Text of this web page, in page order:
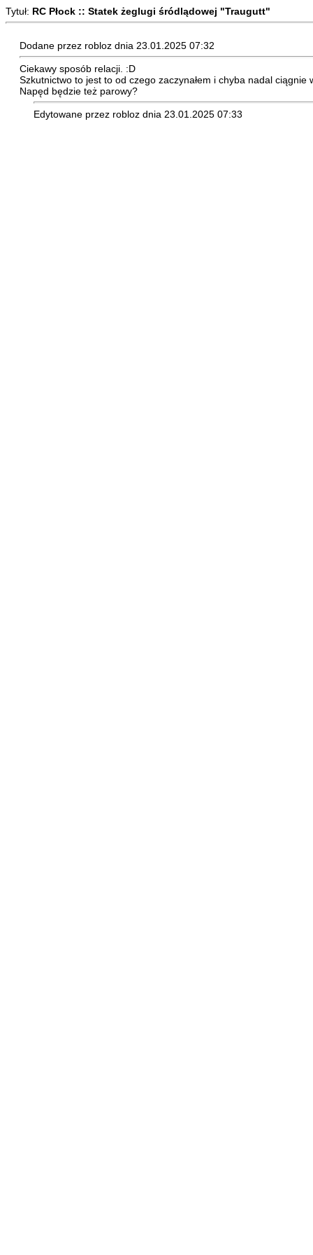
Tytuł: RC Płock :: Statek żeglugi śródlądowej "Traugutt"
Dodane przez robloz dnia 23.01.2025 07:32
Ciekawy sposób relacji. :D
Szkutnictwo to jest to od czego zaczynałem i chyba nadal ciągnie
Napęd będzie też parowy?
Edytowane przez robloz dnia 23.01.2025 07:33